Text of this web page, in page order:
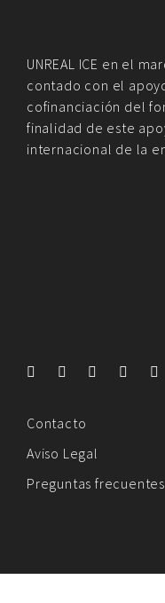
UNREAL ICE en el
contado con el
cofinanciación del
finalidad de este
internacional de la
Contacto
Aviso Legal
Preguntas frecuentes